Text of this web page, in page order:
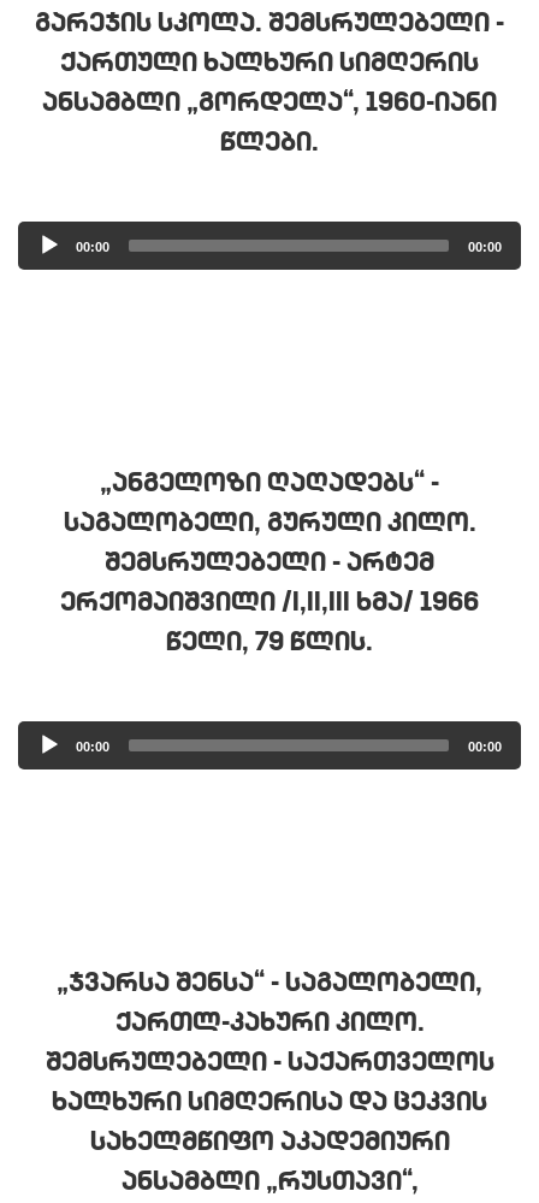
ᲒᲐᲠᲔᲯᲘᲡ ᲡᲙᲝᲚᲐ. ᲨᲔᲛᲡᲠᲣᲚᲔᲑᲔᲚᲘ -
ᲥᲐᲠᲗᲣᲚᲘ ᲮᲐᲚᲮᲣᲠᲘ ᲡᲘᲛᲦᲔᲠᲘᲡ
ᲐᲜᲡᲐᲛᲑᲚᲘ „ᲒᲝᲠᲓᲔᲚᲐ“, 1960-ᲘᲐᲜᲘ
ᲬᲚᲔᲑᲘ.
Audio
Player
00:00 00:00
„ᲐᲜᲒᲔᲚᲝᲖᲘ ᲦᲐᲦᲐᲓᲔᲑᲡ“ -
ᲡᲐᲒᲐᲚᲝᲑᲔᲚᲘ, ᲒᲣᲠᲣᲚᲘ ᲙᲘᲚᲝ.
ᲨᲔᲛᲡᲠᲣᲚᲔᲑᲔᲚᲘ - ᲐᲠᲢᲔᲛ
ᲔᲠᲥᲝᲛᲐᲘᲨᲕᲘᲚᲘ /I,II,III ᲮᲛᲐ/ 1966
ᲬᲔᲚᲘ, 79 ᲬᲚᲘᲡ.
Audio
Player
00:00 00:00
„ᲯᲕᲐᲠᲡᲐ ᲨᲔᲜᲡᲐ“ - ᲡᲐᲒᲐᲚᲝᲑᲔᲚᲘ,
ᲥᲐᲠᲗᲚ-ᲙᲐᲮᲣᲠᲘ ᲙᲘᲚᲝ.
ᲨᲔᲛᲡᲠᲣᲚᲔᲑᲔᲚᲘ - ᲡᲐᲥᲐᲠᲗᲕᲔᲚᲝᲡ
ᲮᲐᲚᲮᲣᲠᲘ ᲡᲘᲛᲦᲔᲠᲘᲡᲐ ᲓᲐ ᲪᲔᲙᲕᲘᲡ
ᲡᲐᲮᲔᲚᲛᲬᲘᲤᲝ ᲐᲙᲐᲓᲔᲛᲘᲣᲠᲘ
ᲐᲜᲡᲐᲛᲑᲚᲘ „ᲠᲣᲡᲗᲐᲕᲘ“,